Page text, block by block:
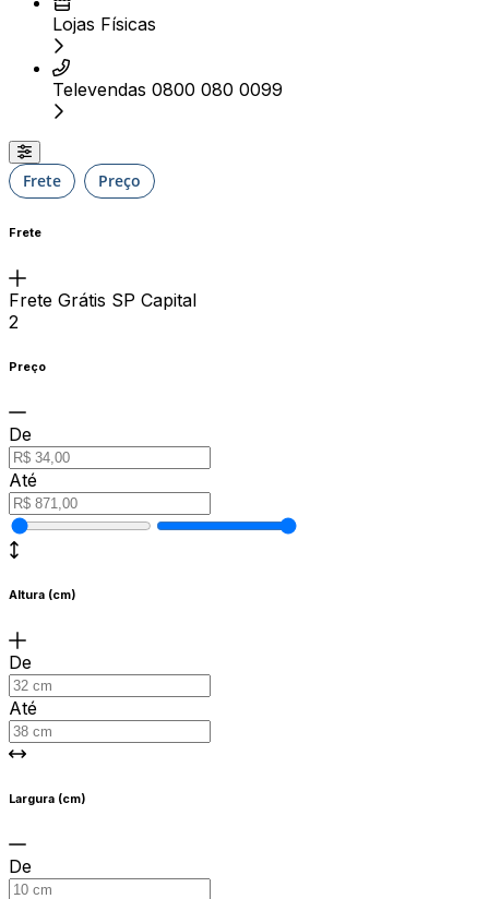
Lojas Físicas
Televendas 0800 080 0099
Frete Preço
Frete
Frete Grátis SP Capital
2
Preço
De
Até
Altura (cm)
De
Até
Largura (cm)
De